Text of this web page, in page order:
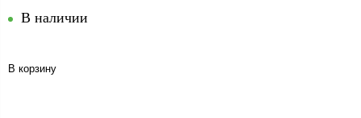
В наличии
В корзину